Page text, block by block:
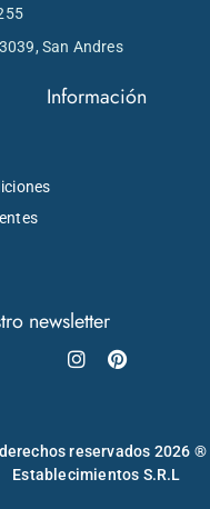
San Andres
Información
newsletter
Instagram
Pinterest
reservados 2026 ®
Establecimientos S.R.L